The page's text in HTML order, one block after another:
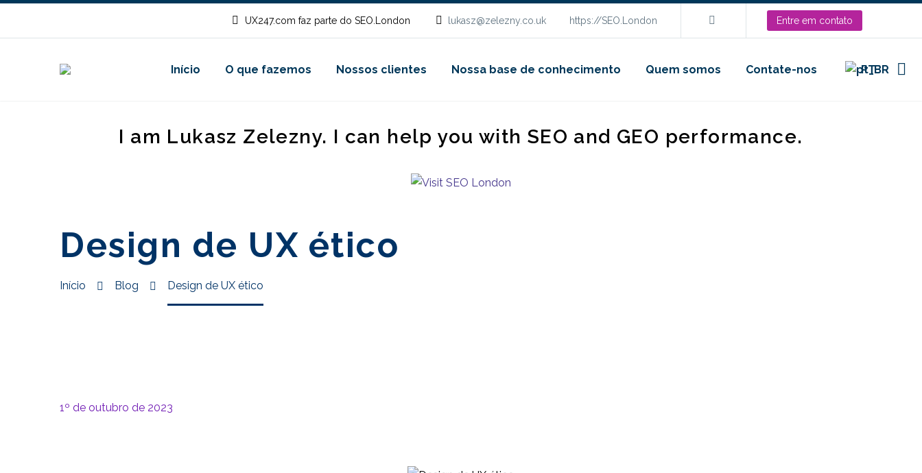
UX247.com faz parte do SEO.London lukasz@zelezny.co.uk https://SEO.London Entre em contato
Início O que fazemos Nossos clientes Nossa base de conhecimento Quem somos Contate-nos PT
I am Lukasz Zelezny. I can help you with SEO and GEO performance.
Design de UX ético
Início Blog Design de UX ético
1º de outubro de 2023